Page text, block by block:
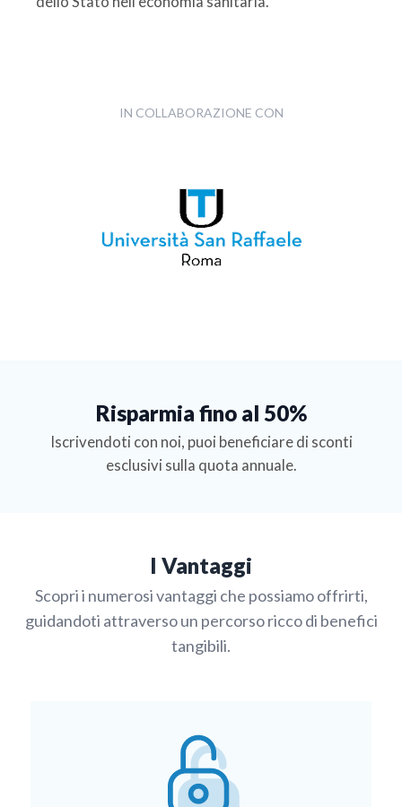
IN COLLABORAZIONE CON
Risparmia fino al 50%
Iscrivendoti con noi, puoi beneficiare di sconti
esclusivi sulla quota annuale.
I Vantaggi
Scopri i numerosi vantaggi che possiamo offrirti,
guidandoti attraverso un percorso ricco di benefici
tangibili.